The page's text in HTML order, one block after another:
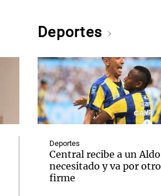
Deportes
Deportes
Central recibe a un
necesitado y va por
firme